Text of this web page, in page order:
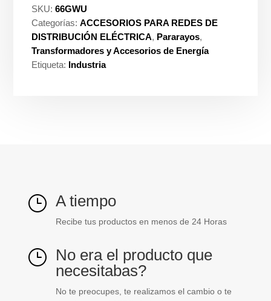
cobre
retie
Bt
cantidad
SKU:66GWU
Categorías:ACCESORIOS PARA REDES DE
DISTRIBUCIÓN ELÉCTRICA, Pararayos,
Transformadores y Accesorios de Energía
Etiqueta: Industria
} A tiempo
Recibe tus productos en menos de 24 Horas
} No era el producto que
necesitabas?
No te preocupes, te realizamos el cambio o te